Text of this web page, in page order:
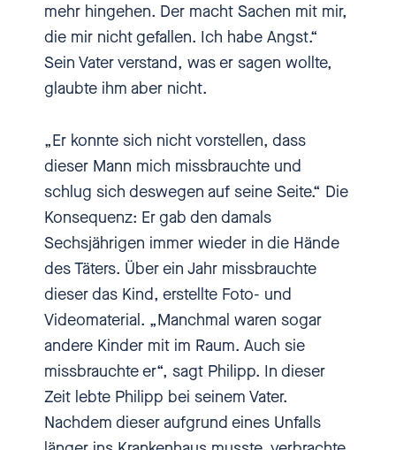
Und dann ist es eben leicht
rausgekommen. Und dann habe
ich aber auch diesen Unterschied
gemerkt vom Papa, der relativ
nichts." Zu Mama, die relativ
warm gesagt hat: „Was ist denn
los?“ und "Komm mal her." Und
dann habe ich mich direkt wohler
gefühlt, direkt verstanden und
gesehen gefühlt einfach.
[00:00:54.950] - Heike
Pommer
Und dann habe ich gesagt: „Alles
klar, Philipp, du musst dort nie
mehr hingehen. Der macht Sachen mit mir,
die mir nicht gefallen. Ich habe Angst.“
Sein Vater verstand, was er sagen wollte,
glaubte ihm aber nicht.
„Er konnte sich nicht vorstellen, dass
dieser Mann mich missbrauchte und
schlug sich deswegen auf seine Seite.“ Die
Konsequenz: Er gab den damals
Sechsjährigen immer wieder in die Hände
des Täters. Über ein Jahr missbrauchte
dieser das Kind, erstellte Foto- und
Videomaterial. „Manchmal waren sogar
andere Kinder mit im Raum. Auch sie
missbrauchte er“, sagt Philipp. In dieser
Zeit lebte Philipp bei seinem Vater.
Nachdem dieser aufgrund eines Unfalls